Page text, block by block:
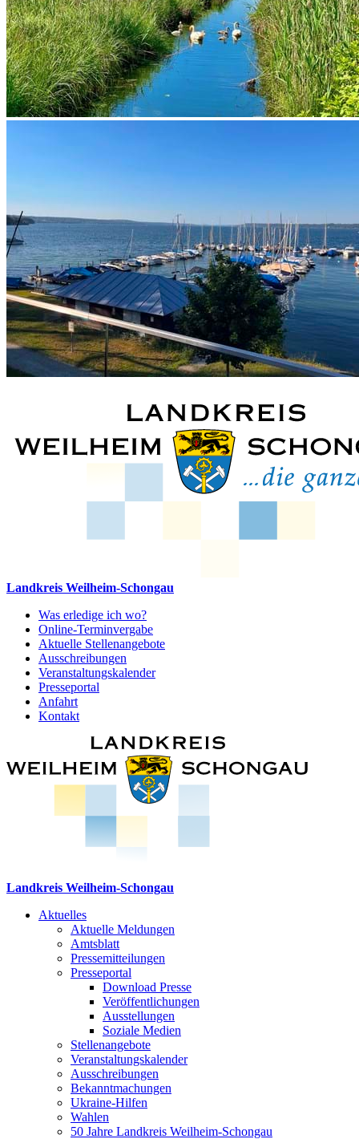
Landkreis Weilheim-Schongau
Was erledige ich wo?
Online-Terminvergabe
Aktuelle Stellenangebote
Ausschreibungen
Veranstaltungskalender
Presseportal
Anfahrt
Kontakt
Landkreis Weilheim-Schongau
Aktuelles
Aktuelle Meldungen
Amtsblatt
Pressemitteilungen
Presseportal
Download Presse
Veröffentlichungen
Ausstellungen
Soziale Medien
Stellenangebote
Veranstaltungskalender
Ausschreibungen
Bekanntmachungen
Ukraine-Hilfen
Wahlen
50 Jahre Landkreis Weilheim-Schongau